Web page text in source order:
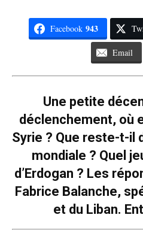
Facebook 943
Email
Une petite
déclenchement, où
Syrie ? Que reste-t-il
mondiale ? Quel
d’Erdogan ? Les
Fabrice Balanche,
et du Liban.